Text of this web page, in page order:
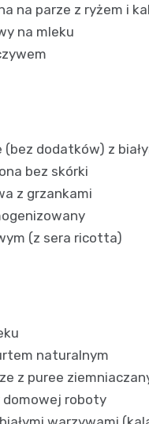
na parze z ryżem i
na mleku
dodatków) z
bez skórki
z grzankami
(z sera ricotta)
naturalnym
z puree
domowej roboty